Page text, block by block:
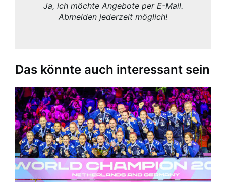
Ja, ich möchte Angebote per E-Mail.
Abmelden jederzeit möglich!
Das könnte auch interessant sein